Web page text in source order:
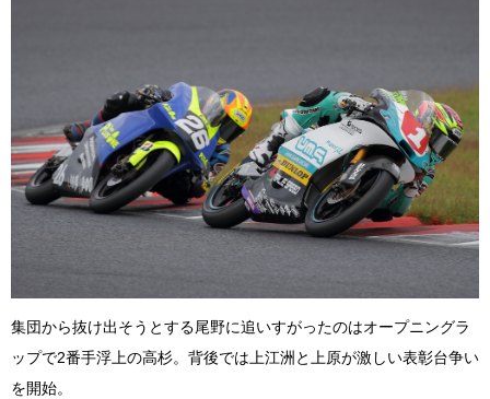
集団から抜け出そうとする尾野に追いすがったのはオープニングラ
ップで2番手浮上の高杉。背後では上江洲と上原が激しい表彰台争い
を開始。